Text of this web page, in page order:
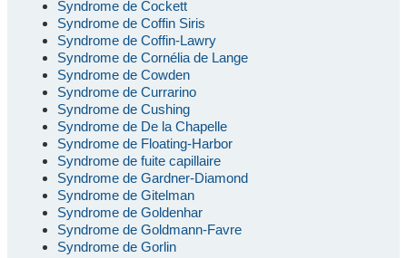
Syndrome de Cockett
Syndrome de Coffin Siris
Syndrome de Coffin-Lawry
Syndrome de Cornélia de Lange
Syndrome de Cowden
Syndrome de Currarino
Syndrome de Cushing
Syndrome de De la Chapelle
Syndrome de Floating-Harbor
Syndrome de fuite capillaire
Syndrome de Gardner-Diamond
Syndrome de Gitelman
Syndrome de Goldenhar
Syndrome de Goldmann-Favre
Syndrome de Gorlin